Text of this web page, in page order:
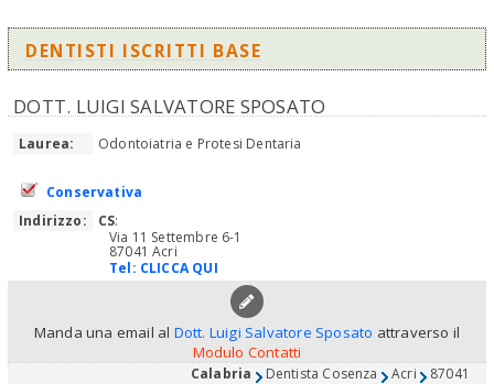
DENTISTI ISCRITTI BASE
DOTT. LUIGI SALVATORE SPOSATO
Laurea: Odontoiatria e Protesi Dentaria
Conservativa
Indirizzo:
CS:
Via 11 Settembre 6-1
87041 Acri
Tel: CLICCA QUI
Manda una email al Dott. Luigi Salvatore Sposato attraverso il
Modulo Contatti
Calabria Dentista Cosenza Acri 87041